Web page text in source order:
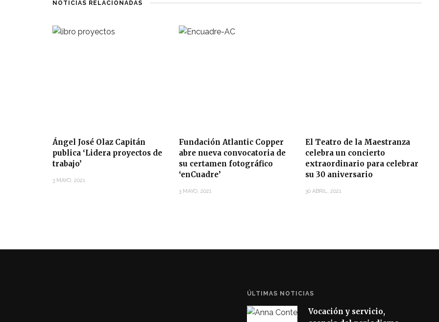
NOTICIAS RELACIONADAS
Ángel José Olaz Capitán
publica ‘Lidera proyectos de
trabajo’
3 MAYO, 2021
Fundación Atlantic Copper
abre nueva convocatoria de
su certamen fotográfico
‘enCuadre’
3 MAYO, 2021
El Teatro de la Maestranza
celebra un concierto
extraordinario para celebrar
su 30 aniversario
30 ABRIL, 2021
ÚLTIMAS NOTICIAS
Vocación y servicio,